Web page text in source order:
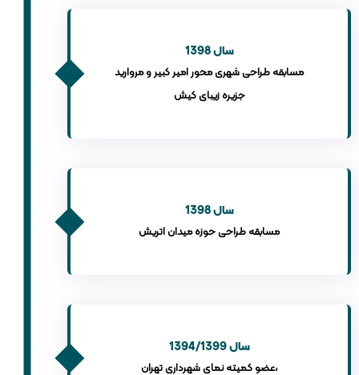
سال 1398
مسابقه طراحی شهری محور امیر کبیر و مروارید
جزیره زیبای کیش
سال 1398
مسابقه طراحی حوزه میدان اتریش
سال 1394/1399
عضو کمیته نمای شهرداری تهران،